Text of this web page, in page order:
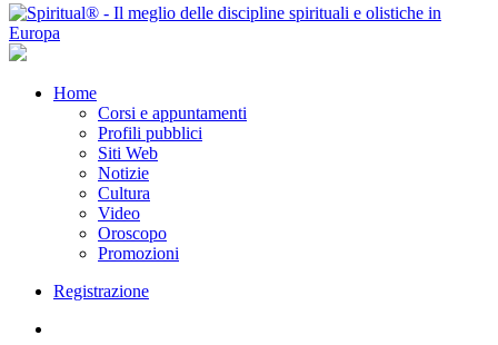
Home
Corsi e appuntamenti
Profili pubblici
Siti Web
Notizie
Cultura
Video
Oroscopo
Promozioni
Registrazione